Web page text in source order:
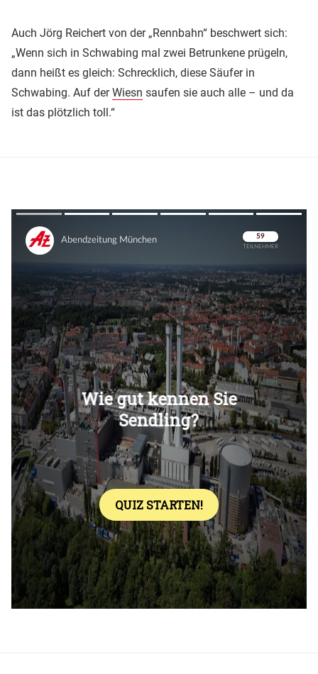
Auch Jörg Reichert von der „Rennbahn“ beschwert sich:
„Wenn sich in Schwabing mal zwei Betrunkene prügeln,
dann heißt es gleich: Schrecklich, diese Säufer in
Schwabing. Auf derWiesn saufen sie auch alle – und da
ist das plötzlich toll.“
Überspringen
Überspringen